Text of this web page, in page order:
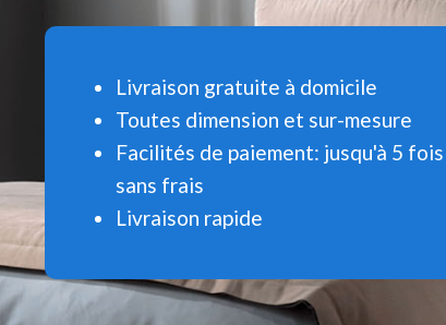
Livraison gratuite à domicile
Toutes dimension et sur-mesure
Facilités de paiement: jusqu'à 5 fois
sans frais
Livraison rapide